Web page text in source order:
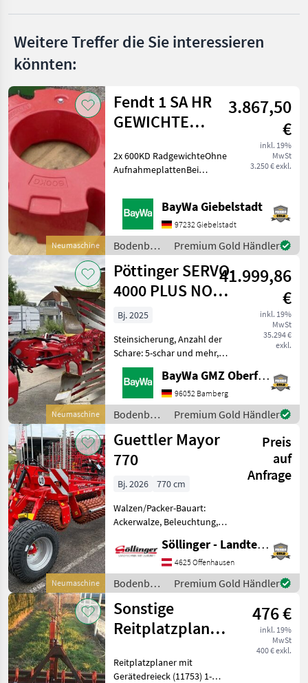
Weitere Treffer die Sie interessieren
könnten:
Neumaschine
Fendt 1 SA HR
GEWICHTE
3.867,50
€
inkl. 19%
MwSt
3.250 € exkl.
2x 600KD RadgewichteOhne
AufnahmeplattenBei
Ihnen gerne zur Verfügung.
Bodenbearbeitung Sonstige
Bodenbearbeitungsgeräte
BayWa Giebelstadt
97232 Giebelstadt
Bodenbearbeitung
/ Fendt
Premium Gold Händler
Neumaschine
Pöttinger SERVO
4000 PLUS NOVA
5-SCHARIG
41.999,86
€
inkl. 19%
MwSt
35.294 €
exkl.
Bj. 2025
Steinsicherung, Anzahl der
Schare: 5-schar und mehr,
Scheibensech, hydr.
Schnittbreitenverstellung,
Stützrad, Vorschäler 1
ANBAUACHSE MIT
DOPPELLAGERUNG1
ANLAGENSCHONER H
BayWa GMZ Oberfranken
96052 Bamberg
Bodenbearbeitung
/ Pöttinger
Premium Gold Händler
Neumaschine
Guettler Mayor
770
Preis
auf
Anfrage
Bj. 2026
770 cm
Walzen/Packer-Bauart:
Ackerwalze, Beleuchtung,
Prismenwalze! +
Prismenwalze 45/50cm +
Walzenelemente aus
Grauguss + Hydraulisch
Klappung mit D
Söllinger - Landtechnik GmbH
4625 Offenhausen
Bodenbearbeitung
/ Güttler
Premium Gold Händler
Sonstige
Reitplatzplaner,
Gerätedreieck
476 €
inkl. 19%
MwSt
400 € exkl.
Reitplatzplaner mit
Gerätedreieck (11753) 1-